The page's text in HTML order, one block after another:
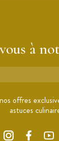
à
offres
astuces